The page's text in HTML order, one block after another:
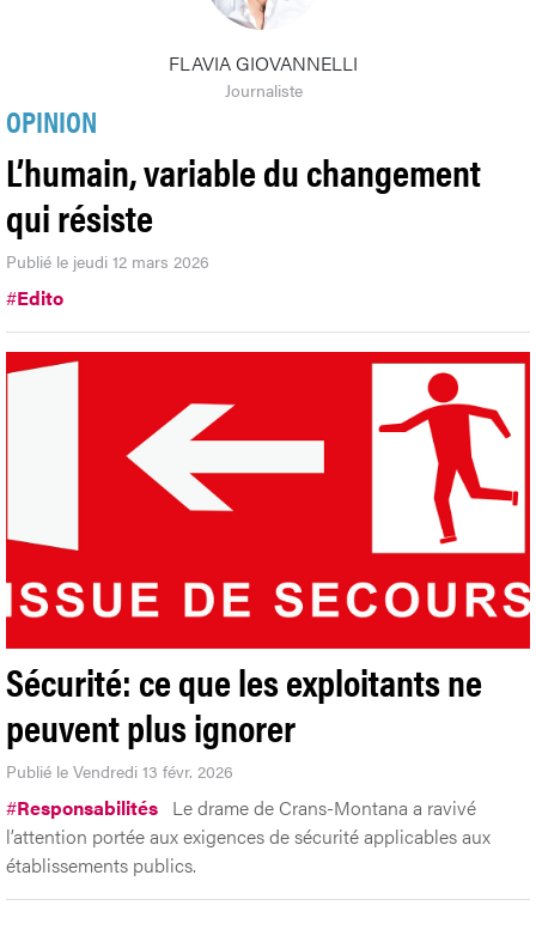
FLAVIA GIOVANNELLI
Journaliste
OPINION
L’humain, variable du changement
qui résiste
Publié le jeudi 12 mars 2026
#Edito
Sécurité: ce que les exploitants ne
peuvent plus ignorer
Publié le Vendredi 13 févr. 2026
#Responsabilités Le drame de Crans-Montana a ravivé
l’attention portée aux exigences de sécurité applicables aux
établissements publics.